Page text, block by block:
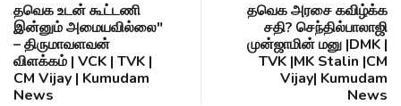
தவெக உடன் கூட்டணி
இன்னும் அமையவில்லை"
– திருமாவளவன்
விளக்கம் | VCK | TVK |
CM Vijay | Kumudam
News
தவெக அரசை கவிழ்க்க
சதி? செந்தில்பாலாஜி
முன்ஜாமின் மனு |DMK |
TVK |MK Stalin |CM
Vijay| Kumudam
News